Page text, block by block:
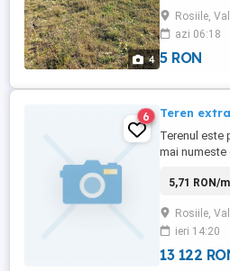
4
limită cu
de telefon
Rosiile,
azi 06:18
5 RON
6 Teren
Terenul este
mai numeste
amenaja
vis a vis de
vis de podul
construită pe
5,71 RON/m
Rosiile,
ieri 14:20
13 122